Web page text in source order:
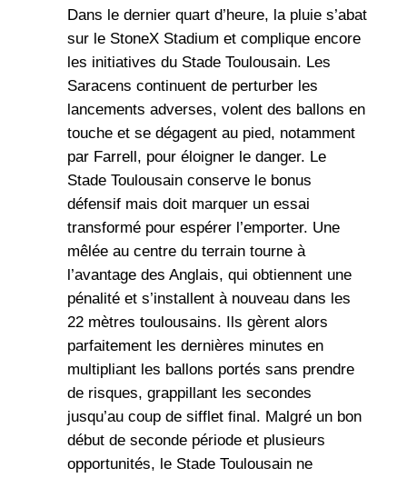
Dans le dernier quart d’heure, la pluie s’abat
sur le StoneX Stadium et complique encore
les initiatives du Stade Toulousain. Les
Saracens continuent de perturber les
lancements adverses, volent des ballons en
touche et se dégagent au pied, notamment
par Farrell, pour éloigner le danger. Le
Stade Toulousain conserve le bonus
défensif mais doit marquer un essai
transformé pour espérer l’emporter. Une
mêlée au centre du terrain tourne à
l’avantage des Anglais, qui obtiennent une
pénalité et s’installent à nouveau dans les
22 mètres toulousains. Ils gèrent alors
parfaitement les dernières minutes en
multipliant les ballons portés sans prendre
de risques, grappillant les secondes
jusqu’au coup de sifflet final. Malgré un bon
début de seconde période et plusieurs
opportunités, le Stade Toulousain ne